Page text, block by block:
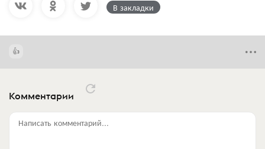
В закладки
Комментарии
Написать комментарий...